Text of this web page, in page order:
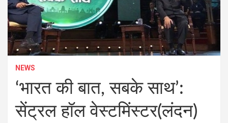
NEWS
‘भारत की बात, सबके साथ’:
सेंट्रल हॉल वेस्टमिंस्टर(लंदन)